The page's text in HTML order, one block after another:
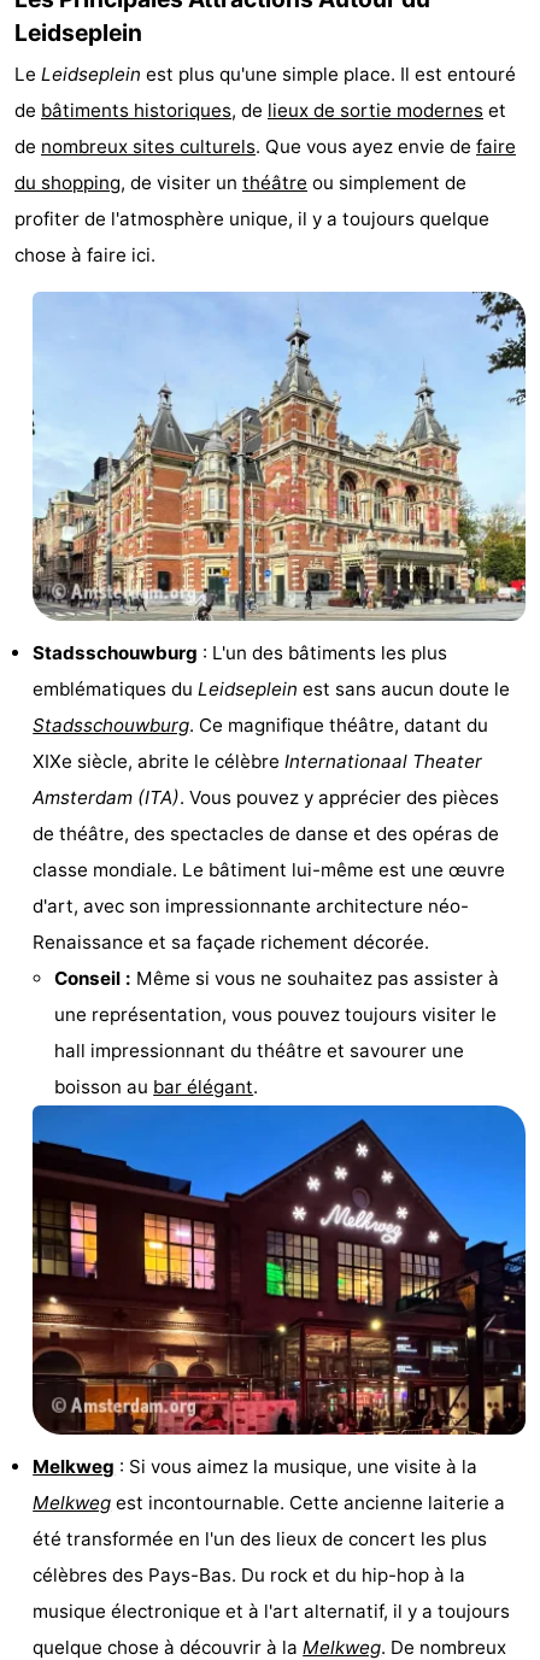
Attractions
Choses
faire
d'intérêt
-
Musées
Monuments
Points
de
vue
Attractions
Croisières
Experiences
Villages
Visites
guidées
du
Randonnée
Divertissement
Nocturne
Aliments
Boissons
Marchés
Grands
Magasins
Faire
du
vélo
Événements
Spécial
Canaux
Coffeeshops
Capitale
rouge
Histoire
de
Places
Leidseplein
Le Leidseplein est plus qu'une simple place. Il est entouré
de bâtiments historiques, de lieux de sortie modernes et
de nombreux sites culturels. Que vous ayez envie de faire
du shopping, de visiter un théâtre ou simplement de
profiter de l'atmosphère unique, il y a toujours quelque
chose à faire ici.
Stadsschouwburg : L'un des bâtiments les plus
emblématiques duLeidseplein est sans aucun doute le
Stadsschouwburg. Ce magnifique théâtre, datant du
XIXe siècle, abrite le célèbreInternationaal Theater
Amsterdam (ITA). Vous pouvez y apprécier des pièces
de théâtre, des spectacles de danse et des opéras de
classe mondiale. Le bâtiment lui-même est une œuvre
d'art, avec son impressionnante architecture néo-
Renaissance et sa façade richement décorée.
Conseil : Même si vous ne souhaitez pas assister à
une représentation, vous pouvez toujours visiter le
hall impressionnant du théâtre et savourer une
boisson au bar élégant.
Melkweg : Si vous aimez la musique, une visite à la
Melkweg est incontournable. Cette ancienne laiterie a
été transformée en l'un des lieux de concert les plus
célèbres des Pays-Bas. Du rock et du hip-hop à la
musique électronique et à l'art alternatif, il y a toujours
quelque chose à découvrir à laMelkweg. De nombreux